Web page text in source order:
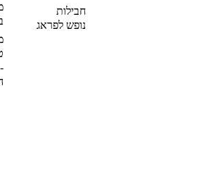
חבילות
נופש לפראג